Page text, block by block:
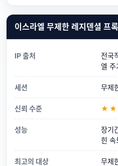
이스라엘 무제한 레지덴셜 프
IP 출처
전국
엘 주
세션 무제
신뢰 수준
성능
장기
힌 속
최고의 대상
무제